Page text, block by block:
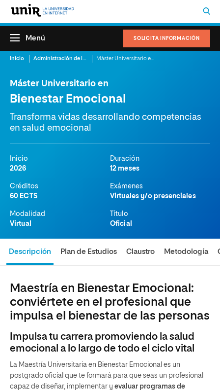
SOLICITA INFORMACIÓN
Menú
Inicio Administración de la Salud
Máster Universitario en
Bienestar Emocional
Transforma vidas desarrollando competencias
en salud emocional
Inicio
2026
Duración
12 meses
Créditos
60 ECTS
Exámenes
Virtuales y/o presenciales
Modalidad
Virtual
Título
Oficial
Descripción Plan de Estudios Claustro Metodología
Maestría en Bienestar Emocional:
conviértete en el profesional que
impulsa el bienestar de las personas
Impulsa tu carrera promoviendo la salud
emocional a lo largo de todo el ciclo vital
La Maestría Universitaria en Bienestar Emocional es un
postgrado oficial que te formará para que seas un profesional
capaz de diseñar, implementar y evaluar programas de